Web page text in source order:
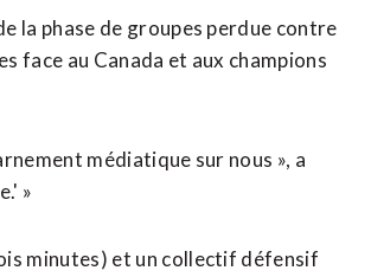
la phase de groupes perdue contre
face au Canada et aux champions
médiatique sur nous », a
»
minutes) et un collectif défensif